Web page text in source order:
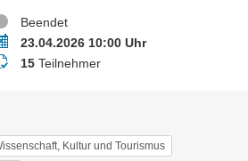
Beendet
23.04.2026 10:00 Uhr
Teilnehmer
15Teilnehmer
Kultur und Tourismus